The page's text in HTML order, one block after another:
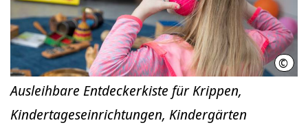
©
Ausleihbare Entdeckerkiste für Krippen,
Kindertageseinrichtungen, Kindergärten